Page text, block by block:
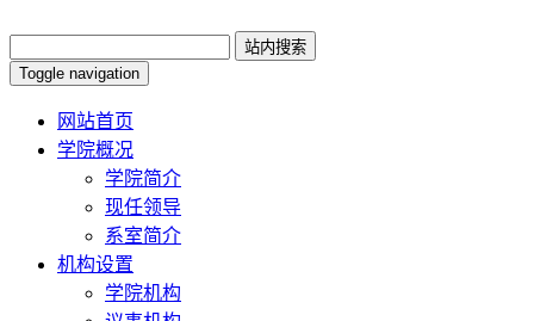
Toggle navigation
网站首页
学院概况
学院简介
现任领导
系室简介
机构设置
学院机构